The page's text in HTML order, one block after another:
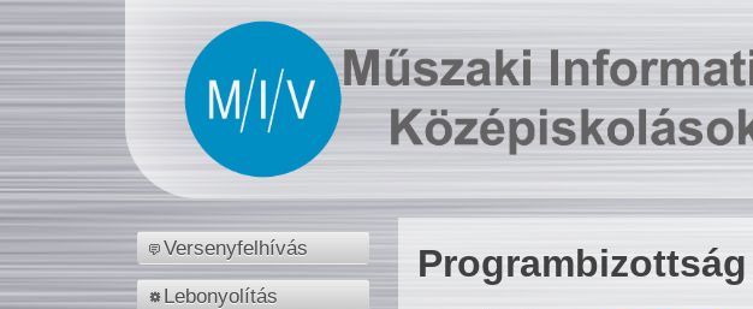
Versenyfelhívás
Lebonyolítás
Programbizottság